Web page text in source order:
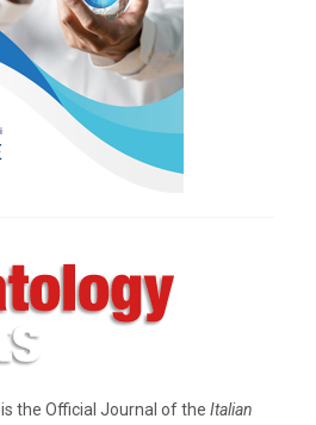
is the Official Journal of the Italian